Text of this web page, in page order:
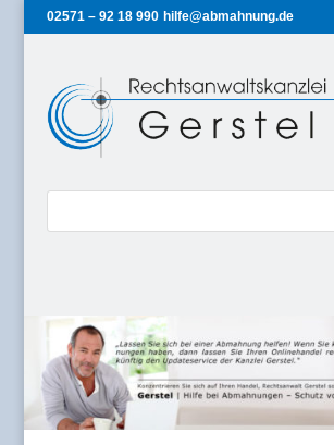
02571 – 92 18 990 hilfe@abmahnung.de